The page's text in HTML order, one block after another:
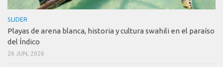
SLIDER
Playas de arena blanca, historia y cultura swahili en el paraíso
del Índico
26 JUN, 2026